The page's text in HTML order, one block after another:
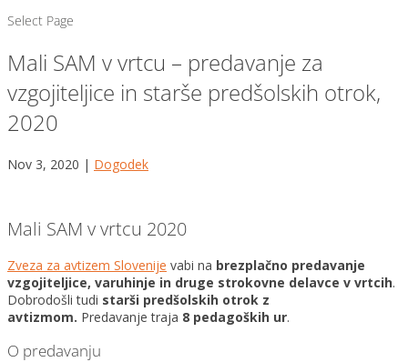
Select Page
Mali SAM v vrtcu – predavanje za
vzgojiteljice in starše predšolskih otrok,
2020
Nov 3, 2020 | Dogodek
Mali SAM v vrtcu 2020
Zveza za avtizem Slovenije vabi na brezplačno predavanje
vzgojiteljice, varuhinje in druge strokovne delavce v vrtcih.
Dobrodošli tudi starši predšolskih otrok z
avtizmom. Predavanje traja 8 pedagoških ur.
O predavanju